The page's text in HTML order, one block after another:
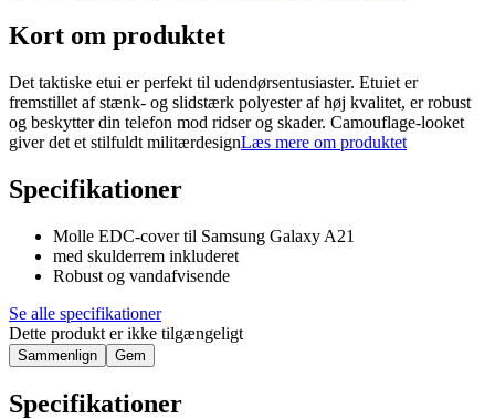
Kort om produktet
Det taktiske etui er perfekt til udendørsentusiaster. Etuiet er
fremstillet af stænk- og slidstærk polyester af høj kvalitet, er robust
og beskytter din telefon mod ridser og skader. Camouflage-looket
giver det et stilfuldt militærdesignLæs mere om produktet
Specifikationer
Molle EDC-cover til Samsung Galaxy A21
med skulderrem inkluderet
Robust og vandafvisende
Se alle specifikationer
Dette produkt er ikke tilgængeligt
Sammenlign Gem
Specifikationer